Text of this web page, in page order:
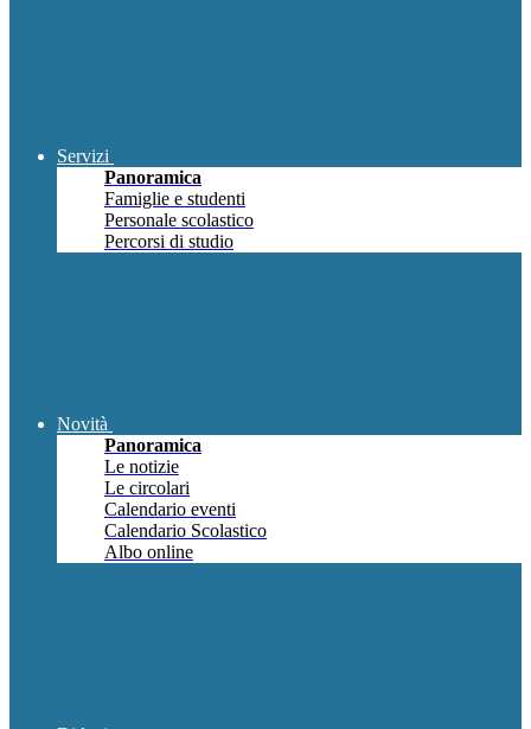
Servizi
Panoramica
Famiglie e studenti
Personale scolastico
Percorsi di studio
Novità
Panoramica
Le notizie
Le circolari
Calendario eventi
Calendario Scolastico
Albo online